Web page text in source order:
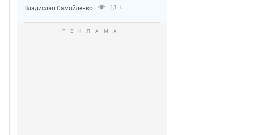
відбувається на Теремках
у Києві
Владислав Самойленко 1,1 т.